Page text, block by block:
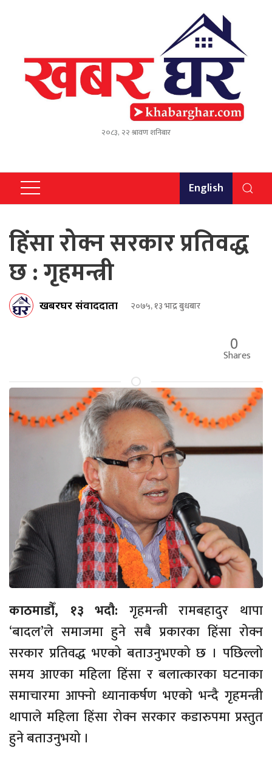
२०८३, २२ श्रावण शनिबार
English
हिंसा रोक्न सरकार प्रतिवद्ध
छ : गृहमन्त्री
खबरघर संवाददाता २०७५, १३ भाद्र बुधबार
0
Shares
काठमाडौँ, १३ भदौ: गृहमन्त्री रामबहादुर थापा
‘बादल’ले समाजमा हुने सबै प्रकारका हिंसा रोक्न
सरकार प्रतिवद्ध भएको बताउनुभएको छ । पछिल्लो
समय आएका महिला हिंसा र बलात्कारका घटनाका
समाचारमा आफ्नो ध्यानाकर्षण भएको भन्दै गृहमन्त्री
थापाले महिला हिंसा रोक्न सरकार कडारुपमा प्रस्तुत
हुने बताउनुभयो ।